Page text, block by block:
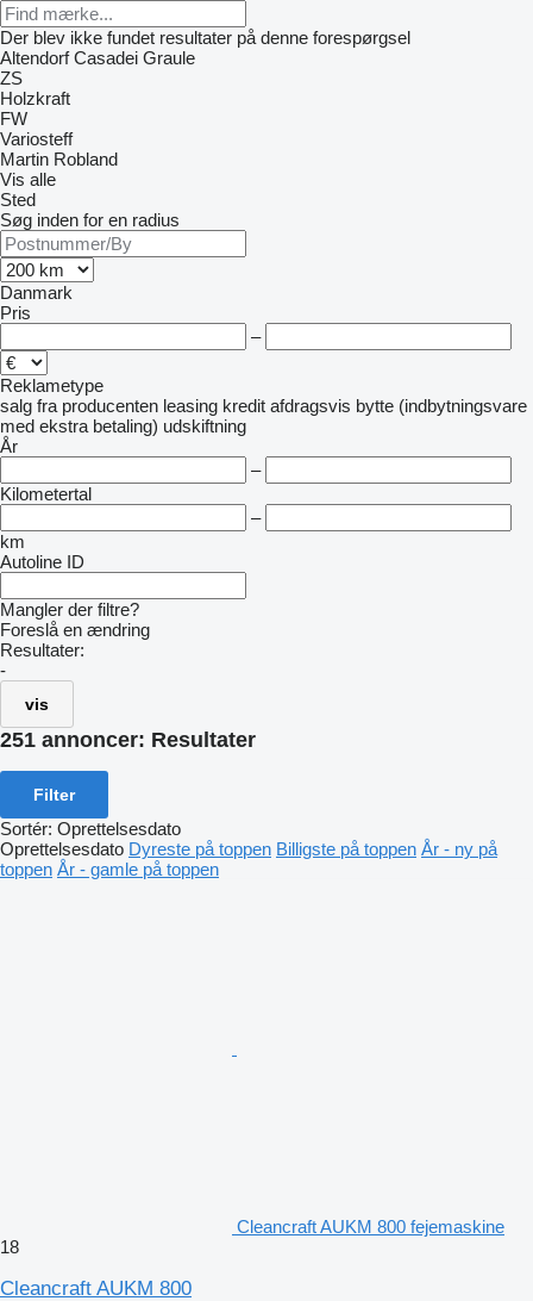
Der blev ikke fundet resultater på denne forespørgsel
Altendorf Casadei Graule
ZS
Holzkraft
FW
Variosteff
Martin Robland
Vis alle
Sted
Søg inden for en radius
Danmark
Pris
–
Reklametype
salg fra producenten leasing kredit afdragsvis bytte (indbytningsvare
med ekstra betaling) udskiftning
År
–
Kilometertal
–
km
Autoline ID
Mangler der filtre?
Foreslå en ændring
Resultater:
-
vis
251 annoncer: Resultater
Filter
Sortér: Oprettelsesdato
Oprettelsesdato Dyreste på toppen Billigste på toppen År - ny på
toppen År - gamle på toppen
Cleancraft AUKM 800 fejemaskine
18
Cleancraft AUKM 800